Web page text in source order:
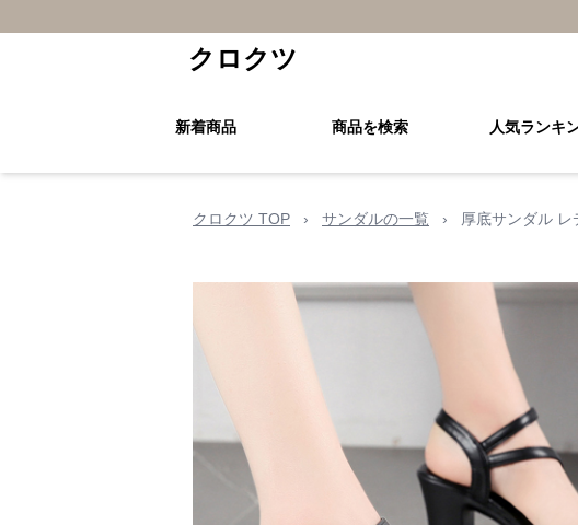
クロクツ
新着商品 商品を検索 人気ランキ
クロクツ TOP › サンダルの一覧 › 厚底サンダル